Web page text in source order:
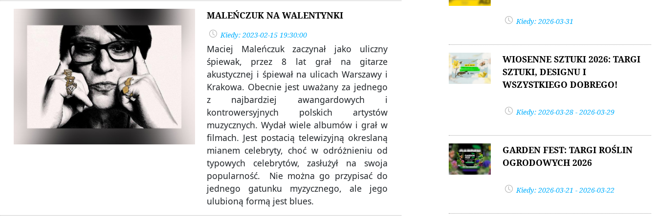
MALEŃCZUK NA WALENTYNKI
Kiedy: 2023-02-15 19:30:00
Maciej Maleńczuk zaczynał jako uliczny
śpiewak, przez 8 lat grał na gitarze
akustycznej i śpiewał na ulicach Warszawy i
Krakowa. Obecnie jest uważany za jednego
z najbardziej awangardowych i
kontrowersyjnych polskich artystów
muzycznych. Wydał wiele albumów i grał w
filmach. Jest postacią telewizyjną okreslaną
mianem celebryty, choć w odróżnieniu od
typowych celebrytów, zasłużył na swoja
popularność. Nie można go przypisać do
jednego gatunku myzycznego, ale jego
ulubioną formą jest blues.
Kiedy: 2026-03-31
WIOSENNE SZTUKI 2026: TARGI
SZTUKI, DESIGNU I
WSZYSTKIEGO DOBREGO!
Kiedy: 2026-03-28 - 2026-03-29
GARDEN FEST: TARGI ROŚLIN
OGRODOWYCH 2026
Kiedy: 2026-03-21 - 2026-03-22